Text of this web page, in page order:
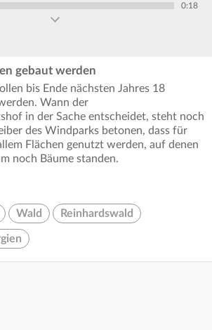
0:18
gebaut werden
bis Ende nächsten Jahres 18
Wann der
in der Sache entscheidet, steht noch
des Windparks betonen, dass für
Flächen genutzt werden, auf denen
noch Bäume standen.
Wald Reinhardswald